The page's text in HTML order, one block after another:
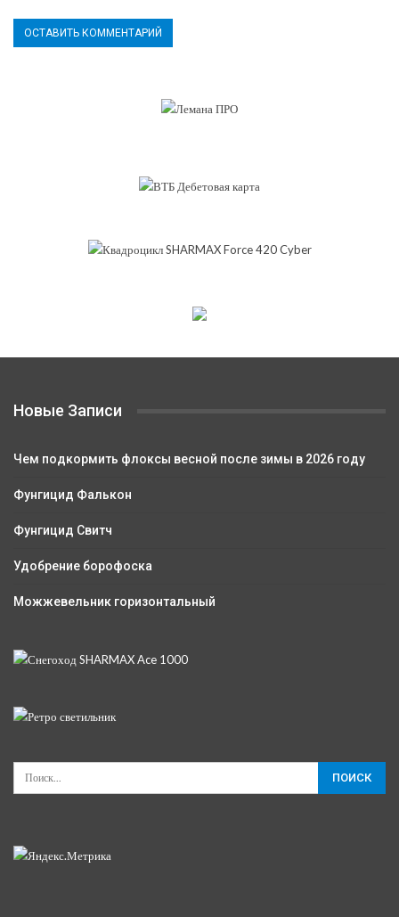
Новые Записи
Чем подкормить флоксы весной после зимы в 2026 году
Фунгицид Фалькон
Фунгицид Свитч
Удобрение борофоска
Можжевельник горизонтальный